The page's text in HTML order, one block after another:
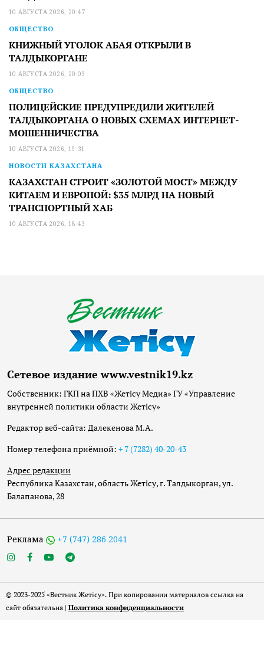
10 АВГУСТА 2026, 20:47
ОБЩЕСТВО
КНИЖНЫЙ УГОЛОК АБАЯ ОТКРЫЛИ В
ТАЛДЫКОРГАНЕ
10 АВГУСТА 2026, 20:03
ОБЩЕСТВО
ПОЛИЦЕЙСКИЕ ПРЕДУПРЕДИЛИ ЖИТЕЛЕЙ
ТАЛДЫКОРГАНА О НОВЫХ СХЕМАХ ИНТЕРНЕТ-
МОШЕННИЧЕСТВА
10 АВГУСТА 2026, 19:31
НОВОСТИ КАЗАХСТАНА
КАЗАХСТАН СТРОИТ «ЗОЛОТОЙ МОСТ» МЕЖДУ
КИТАЕМ И ЕВРОПОЙ: $35 МЛРД НА НОВЫЙ
ТРАНСПОРТНЫЙ ХАБ
10 АВГУСТА 2026, 18:43
Сетевое издание www.vestnik19.kz
Собственник: ГКП на ПХВ «Жетісу Медиа» ГУ «Управление
внутренней политики области Жетісу»
Редактор веб-сайта: Далекенова М.А.
Номер телефона приёмной: + 7 (7282) 40-20-43
Адрес редакции
Республика Казахстан, область Жетісу, г. Талдыкорган, ул.
Балапанова, 28
Реклама +7 (747) 286 2041
© 2023-2025 «Вестник Жетісу». При копировании материалов ссылка на
сайт обязательна | Политика конфиденциальности